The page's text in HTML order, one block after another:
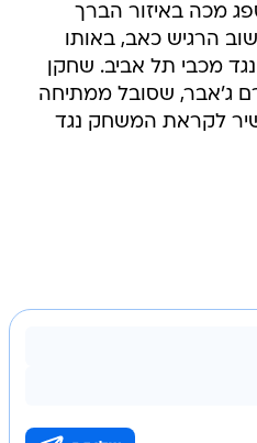
מכה באיזור הברך
הרגיש כאב, באותו
מכבי תל אביב. שחקן
ג'אבר, שסובל ממתיחה
לקראת המשחק נגד